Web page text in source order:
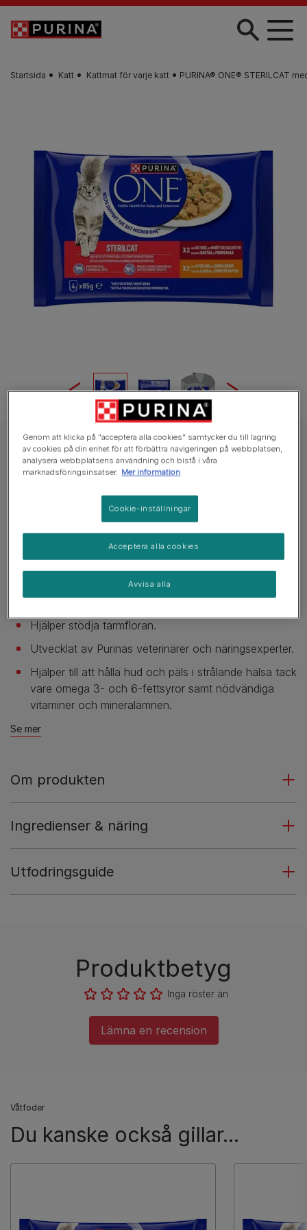
Skip to main content
Startsida Katt Kattmat för varje katt PURINA® ONE® STERILCAT
Purina One
PURINA® ONE® STERILCAT med Ox och
och Gröna Bönor
Inga röster än
Tillgängliga storlekar: 4x85g
Med Ox och Morötter.
Hjälper stödja tarmfloran.
Utvecklat av Purinas veterinärer och näringsexperter.
Hjälper till att hålla hud och päls i strålande hälsa tack
vare omega 3- och 6-fettsyror samt nödvändiga
vitaminer och mineralämnen.
Se mer
Om produkten
Ingredienser & näring
Utfodringsguide
Produktbetyg
Inga röster än
Lämna en recension
Våtfoder
Du kanske också gillar...
Genom att klicka på "acceptera alla cookies" samtycker du till lagring
av cookies på din enhet för att förbättra navigeringen på webbplatsen,
analysera webbplatsens användning och bistå i våra
marknadsföringsinsatser. Mer information
Cookie-inställningar
Avvisa alla
Acceptera alla cookies